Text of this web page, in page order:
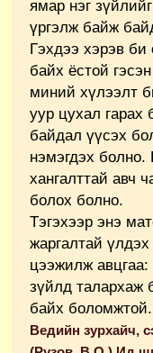
ямар нэг
үргэлж байж
Гэхдээ хэрэв
байх ёстой
миний хүлээлт
уур цухал гарах
байдал үүсэх
нэмэгдэх болно.
хангалттай авч
болох болно.
Тэгэхээр энэ
жаргалтай
цээжилж авцгаа:
зүйлд талархаж
байх боломжтой.
Ведийн зурхайч,